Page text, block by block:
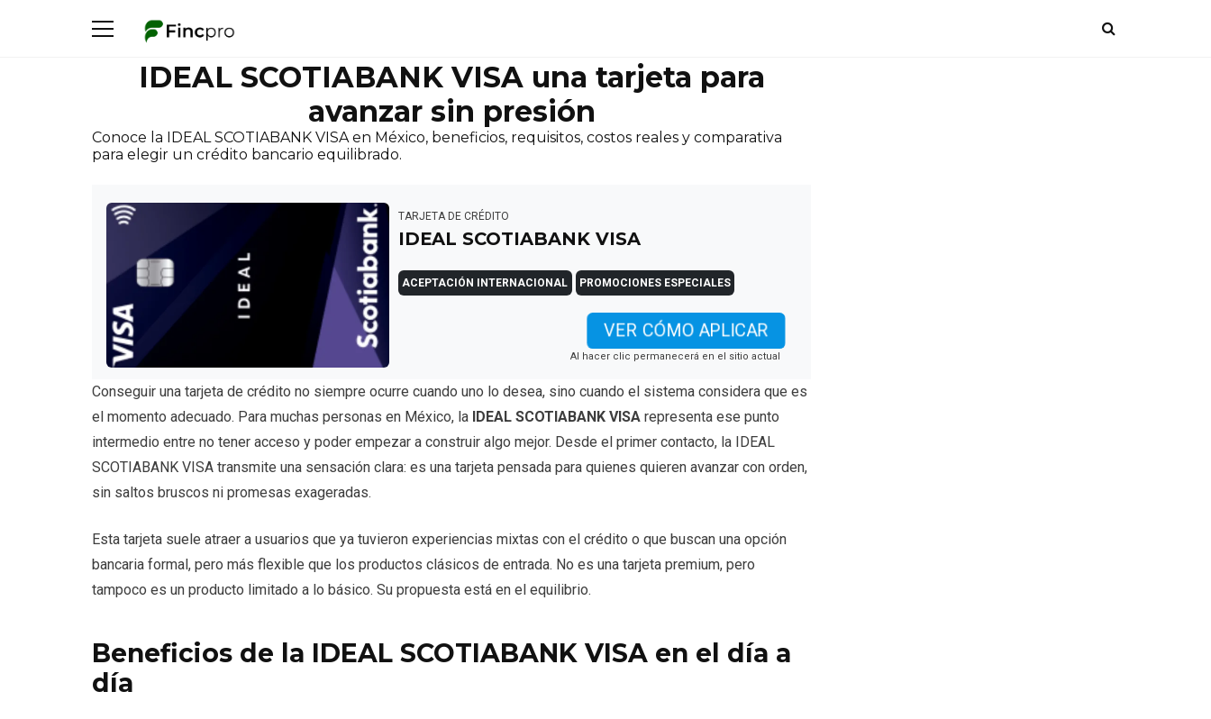
IDEAL SCOTIABANK VISA una tarjeta para
avanzar sin presión
Conoce la IDEAL SCOTIABANK VISA en México, beneficios, requisitos, costos reales y comparativa
para elegir un crédito bancario equilibrado.
TARJETA DE CRÉDITO
IDEAL SCOTIABANK VISA
ACEPTACIÓN INTERNACIONAL PROMOCIONES ESPECIALES
VER CÓMO APLICAR
Al hacer clic permanecerá en el sitio actual
Conseguir una tarjeta de crédito no siempre ocurre cuando uno lo desea, sino cuando el sistema considera que es
el momento adecuado. Para muchas personas en México, la IDEAL SCOTIABANK VISA representa ese punto
intermedio entre no tener acceso y poder empezar a construir algo mejor. Desde el primer contacto, la IDEAL
SCOTIABANK VISA transmite una sensación clara: es una tarjeta pensada para quienes quieren avanzar con orden,
sin saltos bruscos ni promesas exageradas.
Esta tarjeta suele atraer a usuarios que ya tuvieron experiencias mixtas con el crédito o que buscan una opción
bancaria formal, pero más flexible que los productos clásicos de entrada. No es una tarjeta premium, pero
tampoco es un producto limitado a lo básico. Su propuesta está en el equilibrio.
Beneficios de la IDEAL SCOTIABANK VISA en el día a
día